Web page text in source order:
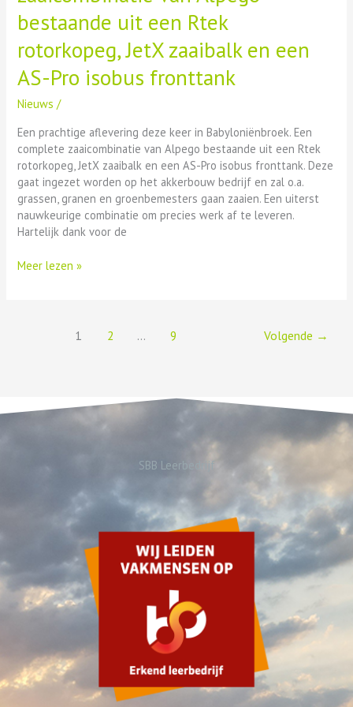
bestaande uit een Rtek
rotorkopeg, JetX zaaibalk en een
AS-Pro isobus fronttank
Nieuws /
Een prachtige aflevering deze keer in Babyloniënbroek. Een
complete zaaicombinatie van Alpego bestaande uit een Rtek
rotorkopeg, JetX zaaibalk en een AS-Pro isobus fronttank. Deze
gaat ingezet worden op het akkerbouw bedrijf en zal o.a.
grassen, granen en groenbemesters gaan zaaien. Een uiterst
nauwkeurige combinatie om precies werk af te leveren.
Hartelijk dank voor de
Meer lezen »
1 2 … 9 Volgende →
SBB Leerbedrijf